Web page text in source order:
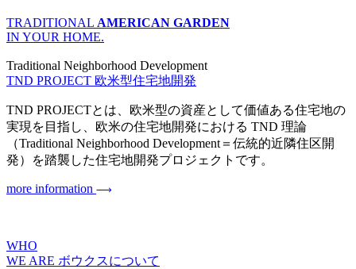
TRADITIONAL AMERICAN GARDEN
IN YOUR HOME.
Traditional Neighborhood Development
TND PROJECT 欧米型住宅地開発
TND PROJECTとは、欧米型の資産として価値ある住宅地の
実現を目指し、欧米の住宅地開発における TND 理論
（Traditional Neighborhood Development＝伝統的近隣住区開
発）を踏襲した住宅地開発プロジェクトです。
more information
WHO
WE ARE ボウクスについて